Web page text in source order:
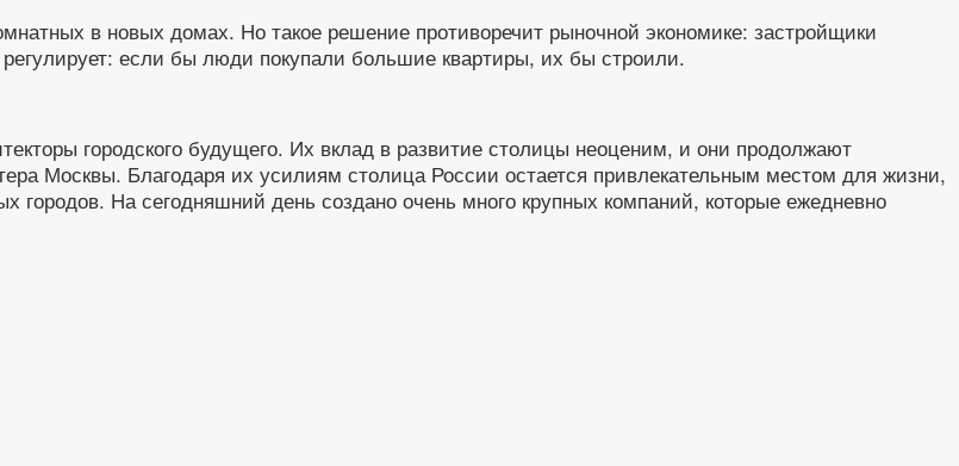
в новых домах. Но такое решение противоречит рыночной экономике: застройщики
если бы люди покупали большие квартиры, их бы строили.
городского будущего. Их вклад в развитие столицы неоценим, и они продолжают
Москвы. Благодаря их усилиям столица России остается привлекательным местом для жизни,
На сегодняшний день создано очень много крупных компаний, которые ежедневно